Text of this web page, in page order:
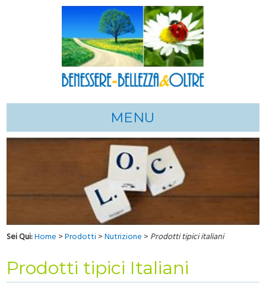
MENU
Sei Qui:Home >Prodotti>Nutrizione > Prodotti tipici italiani
Prodotti tipici Italiani